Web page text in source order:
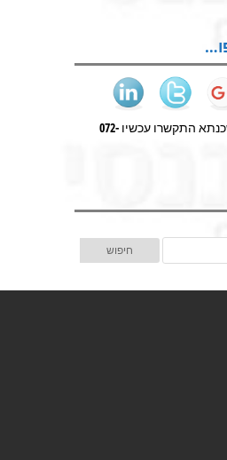
לשיחה עם יועץ משכנתא התקשרו עכשיו 072-